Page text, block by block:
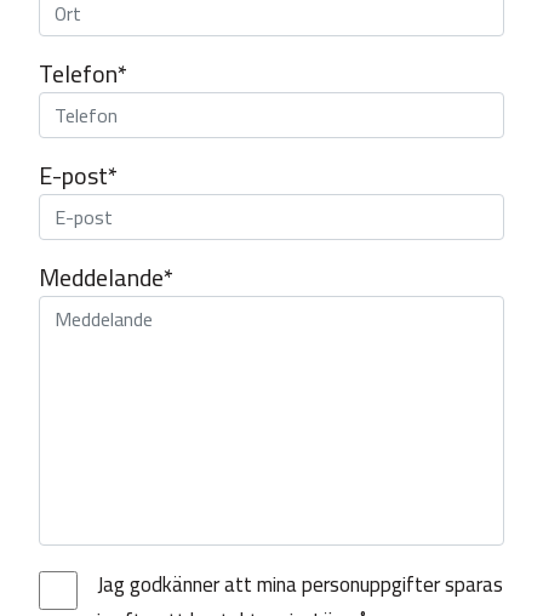
Telefon*
E-post*
Meddelande*
Jag godkänner att mina personuppgifter sparas